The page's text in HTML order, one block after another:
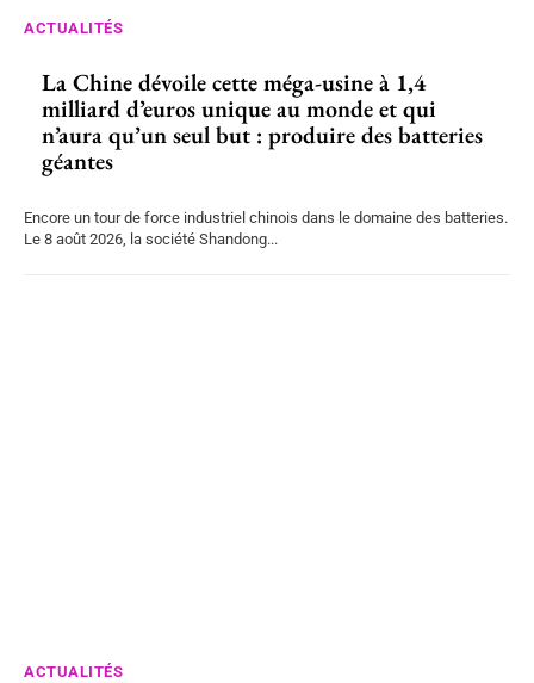
ACTUALITÉS
La Chine dévoile cette méga-usine à 1,4
milliard d’euros unique au monde et qui
n’aura qu’un seul but : produire des batteries
géantes
Encore un tour de force industriel chinois dans le domaine des batteries.
Le 8 août 2026, la société Shandong...
ACTUALITÉS